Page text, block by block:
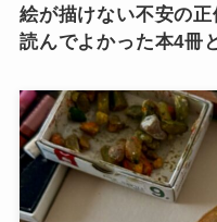
絵が描けない不安の
読んでよかった本4冊